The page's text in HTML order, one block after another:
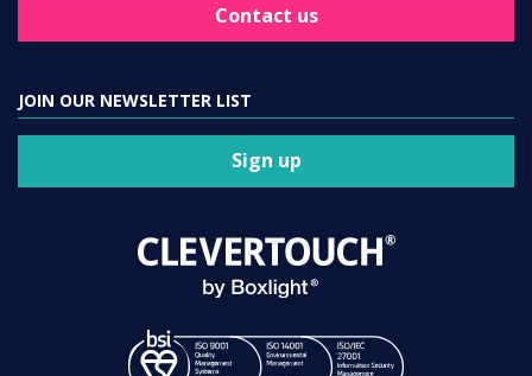
Contact us
JOIN OUR NEWSLETTER LIST
Sign up